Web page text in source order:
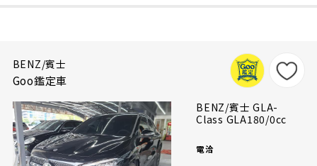
BENZ/賓士
Goo鑑定車
BENZ/賓士 GLA-
Class GLA180/0cc
電洽